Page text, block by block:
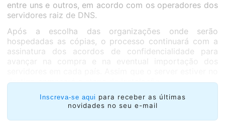
entre uns e outros, em acordo com os operadores dos
servidores raiz de DNS.
Após a escolha das organizações onde serão
hospedadas as cópias, o processo continuará com a
assinatura dos acordos de confidencialidade para
avançar na compra e na eventual importação dos
destino começará a etapa de instalação.
A instalação dos novos espelhos internos da zona raiz
do DNS na América Latina e no Caribe vai permitir
continuar melhorando os tempos de resposta (tempo
Inscreva-se aqui para receber as últimas
novidades no seu e-mail